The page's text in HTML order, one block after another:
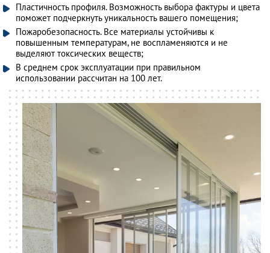
Пластичность профиля. Возможность выбора фактуры и цвета
поможет подчеркнуть уникальность вашего помещения;
Пожаробезопасность. Все материалы устойчивы к
повышенным температурам, не воспламеняются и не
выделяют токсических веществ;
В среднем срок эксплуатации при правильном
использовании рассчитан на 100 лет.